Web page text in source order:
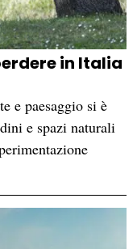
in Italia
e paesaggio si è
e spazi naturali